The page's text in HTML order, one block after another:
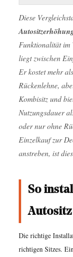
eine
Sitzerhöhung
2-
in-
verwendet
10.5
F:
Diese
Funktionalität im
liegt zwischen
Er kostet mehr
Rückenlehne,
Kombisitz und
Nutzungsdauer
oder nur ohne
Einzelkauf zur
anstreben, ist
So
Die richtige
richtigen Sitzes.